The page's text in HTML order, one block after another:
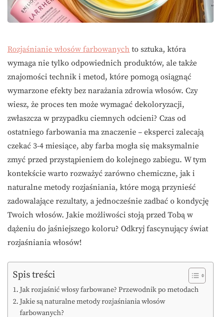
Rozjaśnianie włosów farbowanych to sztuka, która
wymaga nie tylko odpowiednich produktów, ale także
znajomości technik i metod, które pomogą osiągnąć
wymarzone efekty bez narażania zdrowia włosów. Czy
wiesz, że proces ten może wymagać dekoloryzacji,
zwłaszcza w przypadku ciemnych odcieni? Czas od
ostatniego farbowania ma znaczenie – eksperci zalecają
czekać 3-4 miesiące, aby farba mogła się maksymalnie
zmyć przed przystąpieniem do kolejnego zabiegu. W tym
kontekście warto rozważyć zarówno chemiczne, jak i
naturalne metody rozjaśniania, które mogą przynieść
zadowalające rezultaty, a jednocześnie zadbać o kondycję
Twoich włosów. Jakie możliwości stoją przed Tobą w
dążeniu do jaśniejszego koloru? Odkryj fascynujący świat
rozjaśniania włosów!
Spis treści
Jak rozjaśnić włosy farbowane? Przewodnik po metodach
Jakie są naturalne metody rozjaśniania włosów
farbowanych?